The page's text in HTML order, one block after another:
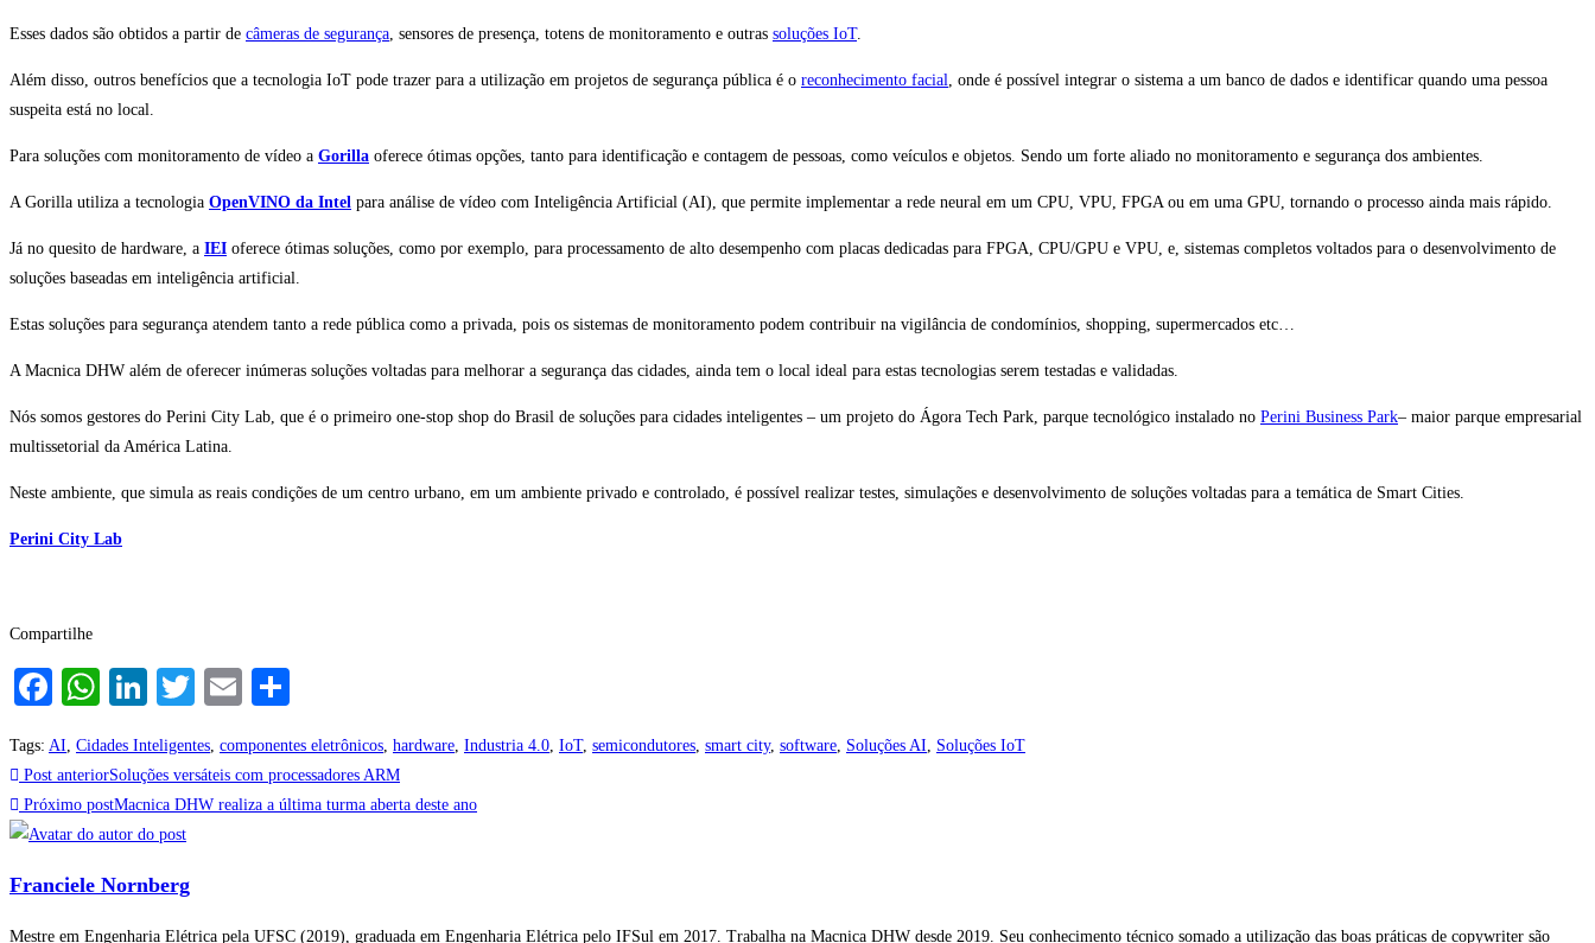
Esses dados são obtidos a partir de câmeras de segurança, sensores de presença, totens de monitoramento e outras soluções IoT.
Além disso, outros benefícios que a tecnologia IoT pode trazer para a utilização em projetos de segurança pública é o reconhecimento facial, onde é possível integrar o sistema a um banco de dados e identificar quando uma pessoa
suspeita está no local.
Para soluções com monitoramento de vídeo a Gorilla oferece ótimas opções, tanto para identificação e contagem de pessoas, como veículos e objetos. Sendo um forte aliado no monitoramento e segurança dos ambientes.
A Gorilla utiliza a tecnologia OpenVINO da Intel para análise de vídeo com Inteligência Artificial (AI), que permite implementar a rede neural em um CPU, VPU, FPGA ou em uma GPU, tornando o processo ainda mais rápido.
Já no quesito de hardware, a IEI oferece ótimas soluções, como por exemplo, para processamento de alto desempenho com placas dedicadas para FPGA, CPU/GPU e VPU, e, sistemas completos voltados para o desenvolvimento de
soluções baseadas em inteligência artificial.
Estas soluções para segurança atendem tanto a rede pública como a privada, pois os sistemas de monitoramento podem contribuir na vigilância de condomínios, shopping, supermercados etc…
A Macnica DHW além de oferecer inúmeras soluções voltadas para melhorar a segurança das cidades, ainda tem o local ideal para estas tecnologias serem testadas e validadas.
Nós somos gestores do Perini City Lab, que é o primeiro one-stop shop do Brasil de soluções para cidades inteligentes – um projeto do Ágora Tech Park, parque tecnológico instalado no Perini Business Park– maior parque empresarial
multissetorial da América Latina.
Neste ambiente, que simula as reais condições de um centro urbano, em um ambiente privado e controlado, é possível realizar testes, simulações e desenvolvimento de soluções voltadas para a temática de Smart Cities.
Perini City Lab
Compartilhe
Facebook
WhatsApp
LinkedIn
TwitterEmail
Tags: AI, Cidades Inteligentes, componentes eletrônicos, hardware, Industria 4.0, IoT, semicondutores, smart city, software, Soluções AI, Soluções IoT
Post anteriorSoluções versáteis com processadores ARM
Próximo postMacnica DHW realiza a última turma aberta deste ano
Franciele Nornberg
Mestre em Engenharia Elétrica pela UFSC (2019), graduada em Engenharia Elétrica pelo IFSul em 2017. Trabalha na Macnica DHW desde 2019. Seu conhecimento técnico somado a utilização das boas práticas de copywriter são